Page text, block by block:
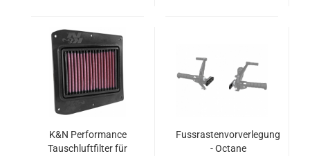
K&N Performance
Tauschluftfilter für
Fussrastenvorverlegung
- Octane